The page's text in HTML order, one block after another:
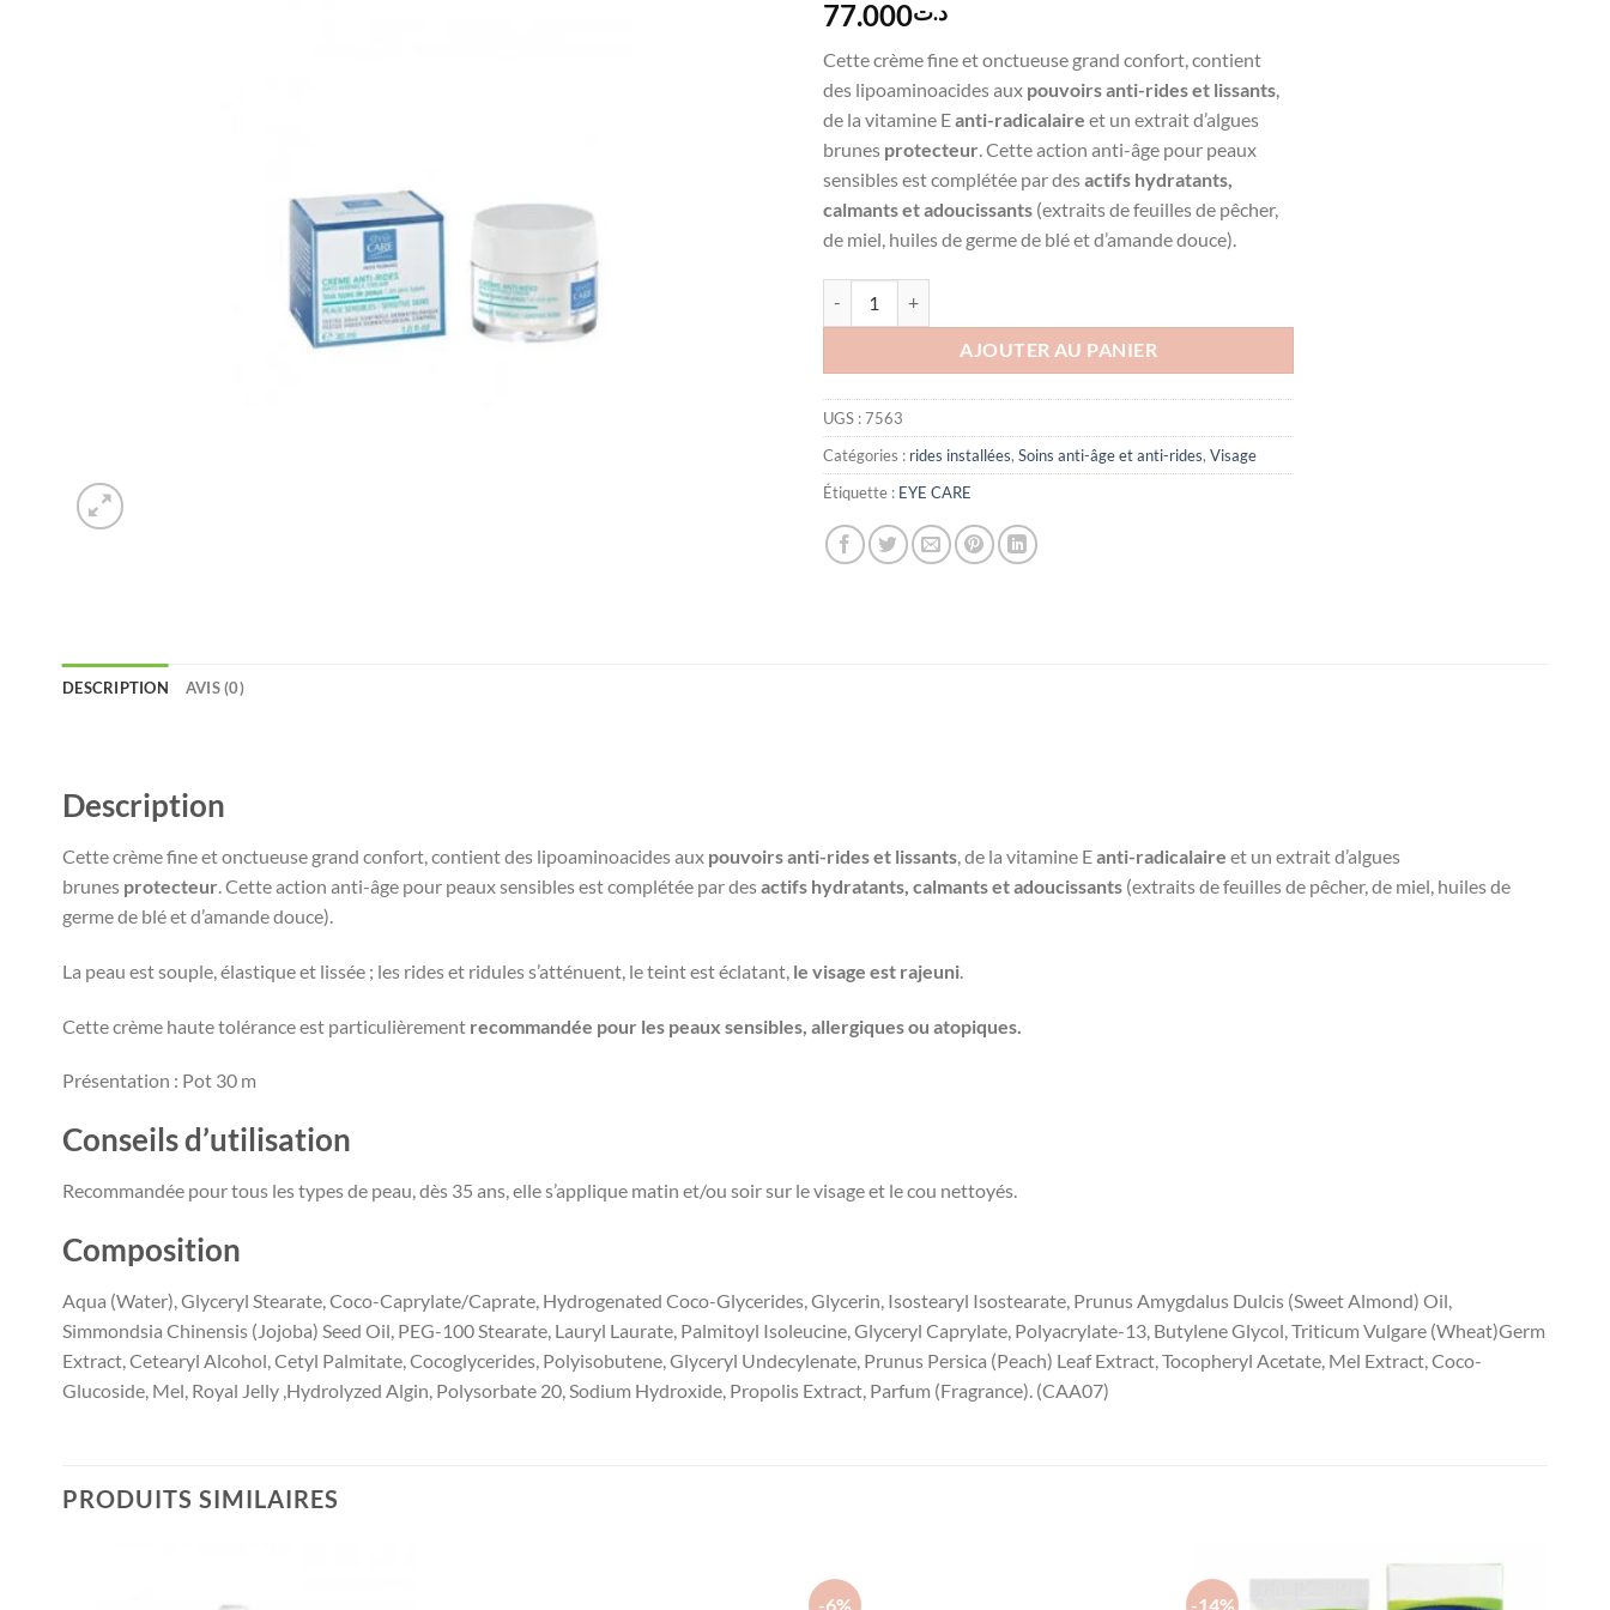
د.ت77.000
Cette crème fine et onctueuse grand confort, contient
des lipoaminoacides aux pouvoirs anti-rides et lissants
de la vitamine Eanti-radicalaire et un extrait d’algues
brunes protecteur . Cette action anti-âge pour peaux
sensibles est complétée par desactifs hydratants,
calmants et adoucissants (extraits de feuilles de pêcher,
de miel, huiles de germe de blé et d’amande douce).
AJOUTER AU PANIER
UGS :7563
Catégories : rides installées, Soins anti-âge et anti-rides, Visage
Étiquette : EYE CARE
DESCRIPTION AVIS (0)
Description
Cette crème fine et onctueuse grand confort, contient des lipoaminoacides aux pouvoirs anti-rides et lissants, de la vitamine Eanti-radicalaire et un extrait d’algues
brunes protecteur. Cette action anti-âge pour peaux sensibles est complétée par desactifs hydratants, calmants et adoucissants (extraits de feuilles de pêcher, de miel, huiles de
germe de blé et d’amande douce).
La peau est souple, élastique et lissée ; les rides et ridules s’atténuent, le teint est éclatant, le visage est rajeuni.
Cette crème haute tolérance est particulièrement recommandée pour les peaux sensibles, allergiques ou atopiques.
Présentation : Pot 30 m
Conseils d’utilisation
Recommandée pour tous les types de peau, dès 35 ans, elle s’applique matin et/ou soir sur le visage et le cou nettoyés.
Composition
Aqua (Water), Glyceryl Stearate, Coco-Caprylate/Caprate, Hydrogenated Coco-Glycerides, Glycerin, Isostearyl Isostearate, Prunus Amygdalus Dulcis (Sweet Almond) Oil,
Simmondsia Chinensis (Jojoba) Seed Oil, PEG-100 Stearate, Lauryl Laurate, Palmitoyl Isoleucine, Glyceryl Caprylate, Polyacrylate-13, Butylene Glycol, Triticum Vulgare (Wheat)Germ
Extract, Cetearyl Alcohol, Cetyl Palmitate, Cocoglycerides, Polyisobutene, Glyceryl Undecylenate, Prunus Persica (Peach) Leaf Extract, Tocopheryl Acetate, Mel Extract, Coco-
Glucoside, Mel, Royal Jelly ,Hydrolyzed Algin, Polysorbate 20, Sodium Hydroxide, Propolis Extract, Parfum (Fragrance). (CAA07)
PRODUITS SIMILAIRES
-6% -14%